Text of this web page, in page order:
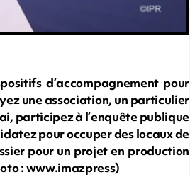
d’accompagnement pour
une association, un particulier
participez à l’enquête publique
pour occuper des locaux de
pour un projet en production
: www.imazpress)